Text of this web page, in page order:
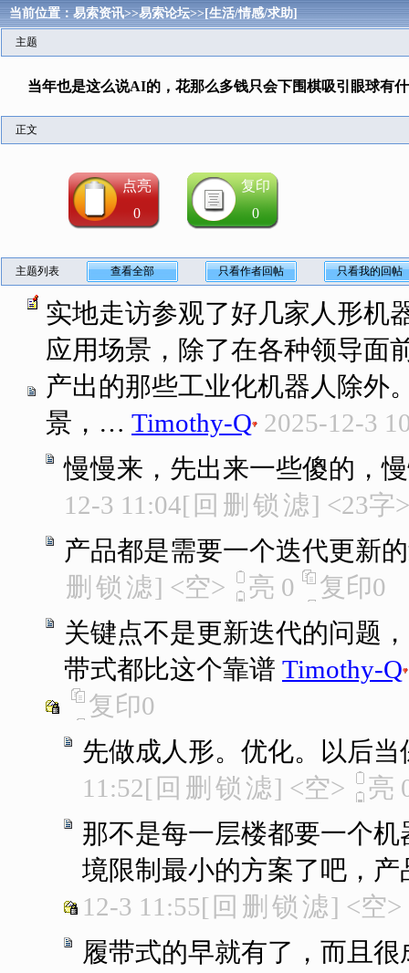
当前位置：易索资讯>>易索论坛>>[生活/情感/求助]
主题
当年也是这么说AI的，花那么多钱只会下围棋吸引眼球有
正文
点亮
0
复印
0
主题列表 查看全部 只看作者回帖 只看我的回帖
实地走访参观了好几家人形机
应用场景，除了在各种领导面
产出的那些工业化机器人除外
景，… Timothy-Q 2025-12-3
慢慢来，先出来一些傻的，
12-3 11:04[ 回 删 锁 滤] <23字>
产品都是需要一个迭代更新
删 锁 滤] <空> 亮 0 复印0
关键点不是更新迭代的问题
带式都比这个靠谱 Timothy-Q
复印0
先做成人形。优化。以后
11:52[ 回 删 锁 滤] <空> 亮
那不是每一层楼都要一个
境限制最小的方案了吧，
12-3 11:55[ 回 删 锁 滤] <空>
履带式的早就有了，而且